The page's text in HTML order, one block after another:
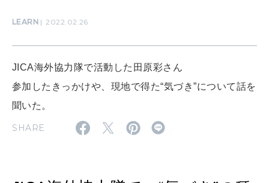
SUSTAINABLE
わたしができること
LEARN 2022.02.26
JICA海外協力隊で活動した田原彩さん
参加したきっかけや、現地で得た“気づき”について話を
聞いた。
SHARE